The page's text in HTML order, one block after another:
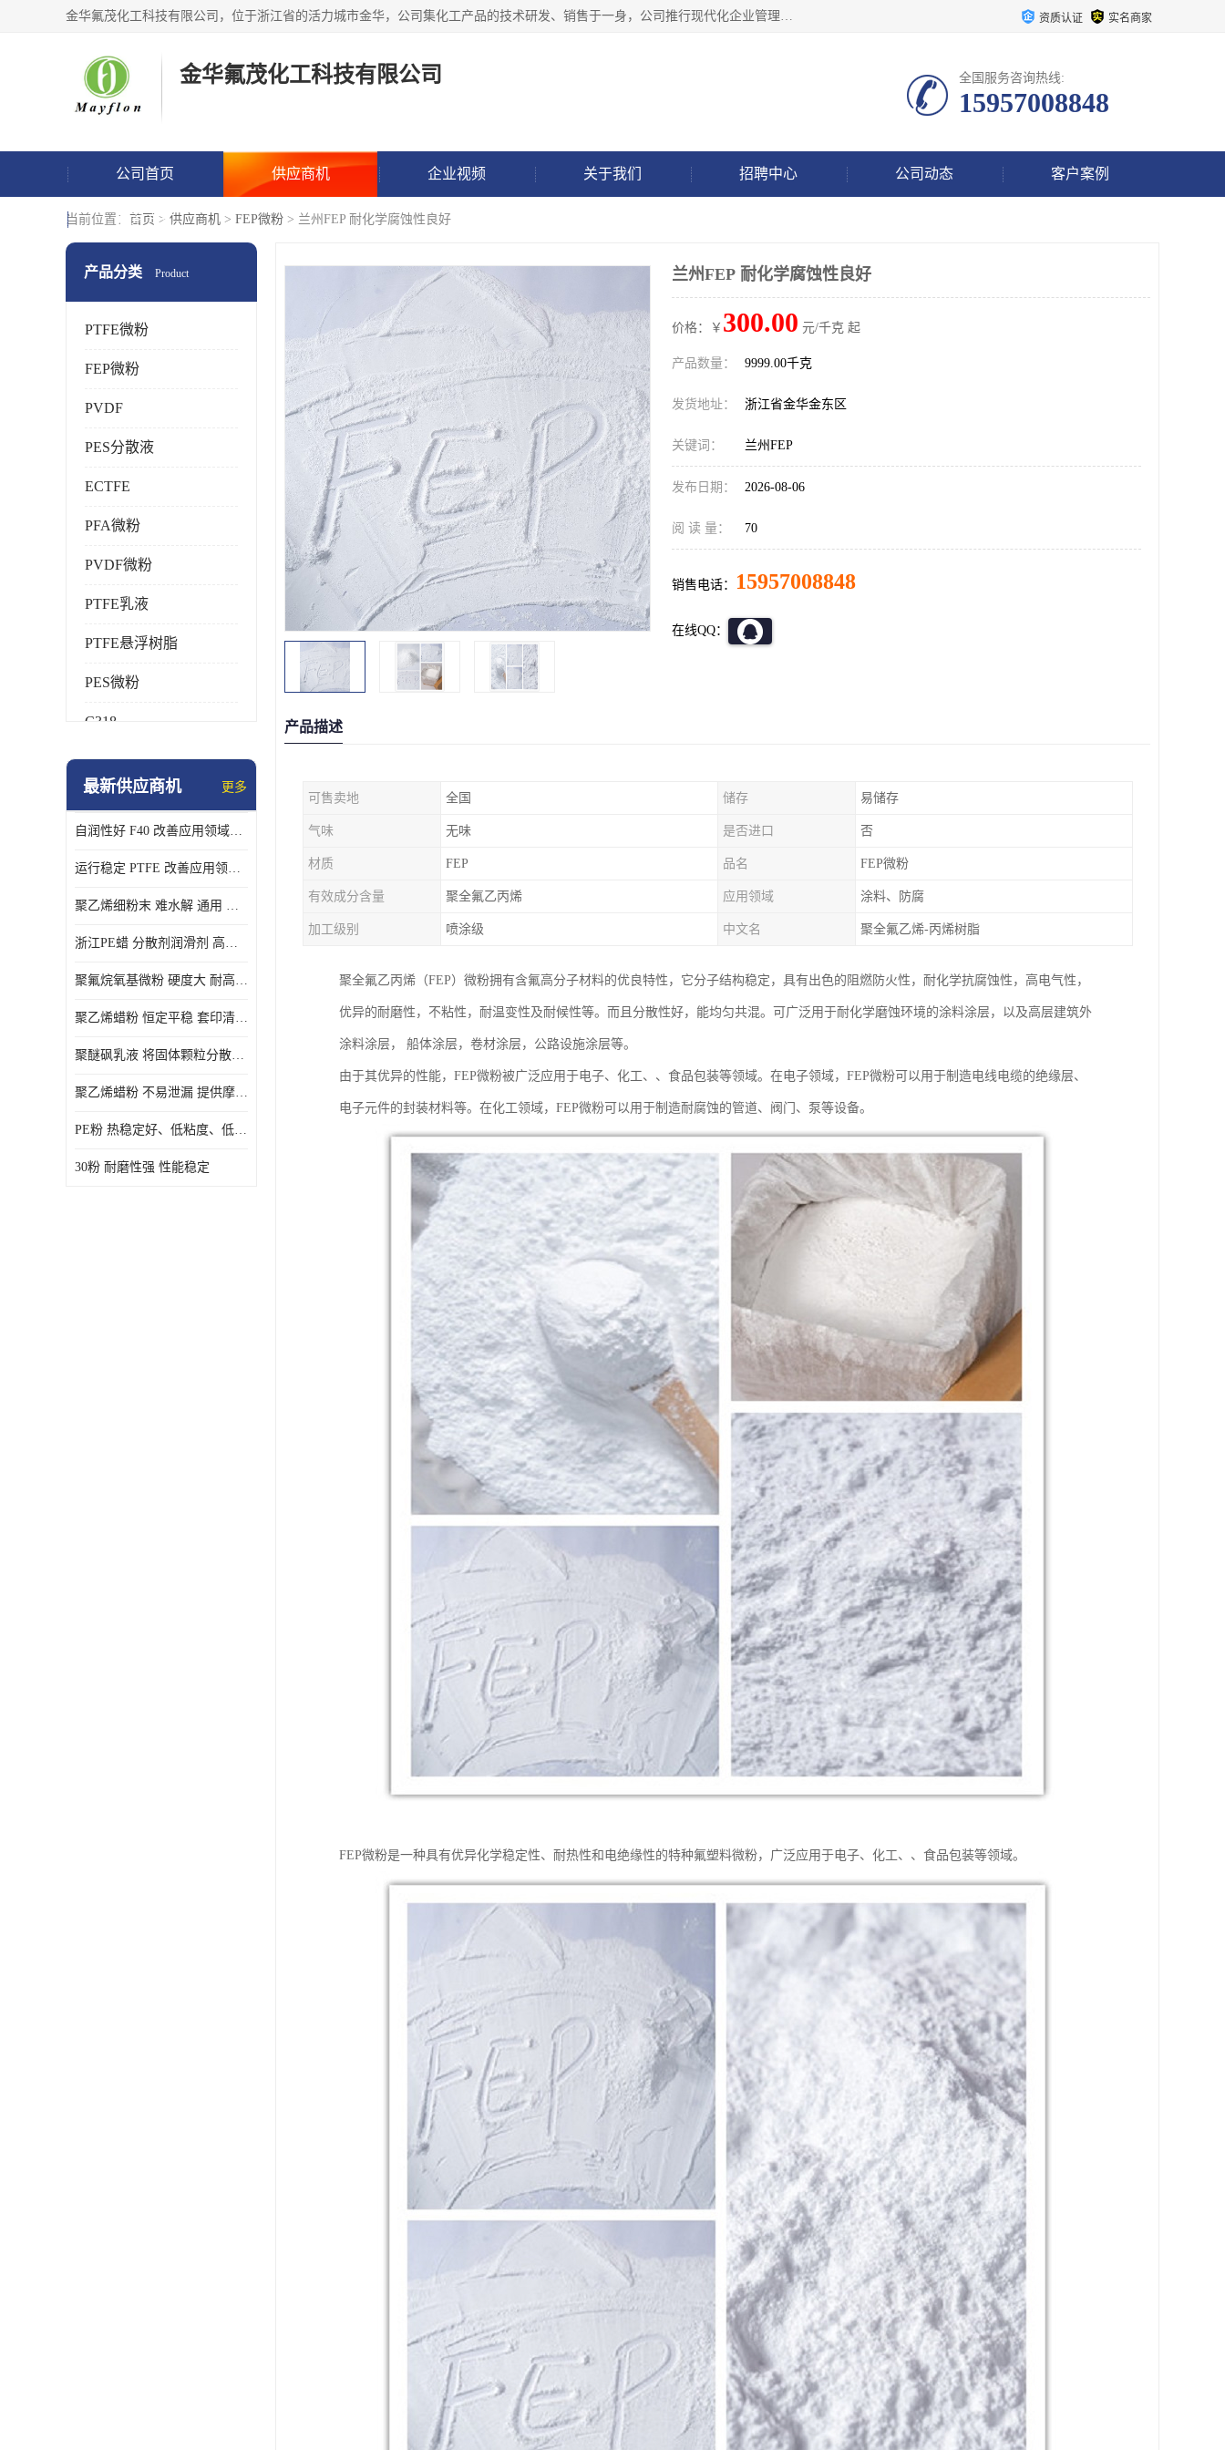
金华氟茂化工科技有限公司，位于浙江省的活力城市金华，公司集化工产品的技术研发、销售于一身，公司推行现代化企业管理理念，公司成立以来吸引了一批技术、业务、能力良好的科技人才，为多种产品的推广流通搭建良好的服务平台。我公司主要经营产品包括：PTFE微粉、FEP微粉、ECTFE、PES微粉等，这些产品由于具有、耐腐蚀、耐高温等性能而广泛应用于许多领域。 资质认证 实名商家
金华氟茂化工科技有限公司 全国服务咨询热线:
15957008848
公司首页 供应商机 企业视频 关于我们 招聘中心 公司动态 客户案例
联系方式
当前位置： 首页 > 供应商机 > FEP微粉 > 兰州FEP 耐化学腐蚀性良好
产品分类 Product
PTFE微粉
FEP微粉
PVDF
PES分散液
ECTFE
PFA微粉
PVDF微粉
PTFE乳液
PTFE悬浮树脂
PES微粉
C318
HFP
PE蜡粉
PE改性蜡粉
最新供应商机 更多
自润性好 F40 改善应用领域的耐热性 滑润性
运行稳定 PTFE 改善应用领域的耐热性 滑润性
聚乙烯细粉末 难水解 通用 氟茂
浙江PE蜡 分散剂润滑剂 高低熔点
聚氟烷氧基微粉 硬度大 耐高温性能好 良好的不粘性 功能性涂料
聚乙烯蜡粉 恒定平稳 套印清漆 无毒
聚醚砜乳液 将固体颗粒分散均匀 高分子聚合物 新的纳米涂层材料
聚乙烯蜡粉 不易泄漏 提供摩擦减少和润滑性能
PE粉 热稳定好、低粘度、低熔点
30粉 耐磨性强 性能稳定
兰州FEP 耐化学腐蚀性良好
价格：￥ 300.00 元/千克 起
产品数量： 9999.00千克
发货地址： 浙江省金华金东区
关键词： 兰州FEP
发布日期： 2026-08-06
阅 读 量： 70
销售电话： 15957008848
在线QQ：
产品描述
可售卖地 全国 储存 易储存
气味 无味 是否进口 否
材质 FEP 品名 FEP微粉
有效成分含量 聚全氟乙丙烯 应用领域 涂料、防腐
加工级别 喷涂级 中文名 聚全氟乙烯-丙烯树脂
聚全氟乙丙烯（FEP）微粉拥有含氟高分子材料的优良特性，它分子结构稳定，具有出色的阻燃防火性，耐化学抗腐蚀性，高电气性，
优异的耐磨性，不粘性，耐温变性及耐候性等。而且分散性好，能均匀共混。可广泛用于耐化学磨蚀环境的涂料涂层，以及高层建筑外
涂料涂层， 船体涂层，卷材涂层，公路设施涂层等。
由于其优异的性能，FEP微粉被广泛应用于电子、化工、、食品包装等领域。在电子领域，FEP微粉可以用于制造电线电缆的绝缘层、
电子元件的封装材料等。在化工领域，FEP微粉可以用于制造耐腐蚀的管道、阀门、泵等设备。
FEP微粉是一种具有优异化学稳定性、耐热性和电绝缘性的特种氟塑料微粉，广泛应用于电子、化工、、食品包装等领域。